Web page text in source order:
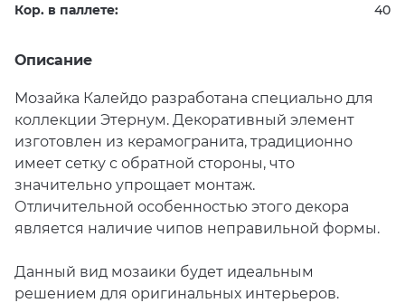
Кор. в паллете: 40
Описание
Мозайка Калейдо разработана специально для
коллекции Этернум. Декоративный элемент
изготовлен из керамогранита, традиционно
имеет сетку с обратной стороны, что
значительно упрощает монтаж.
Отличительной особенностью этого декора
является наличие чипов неправильной формы.
Данный вид мозаики будет идеальным
решением для оригинальных интерьеров.